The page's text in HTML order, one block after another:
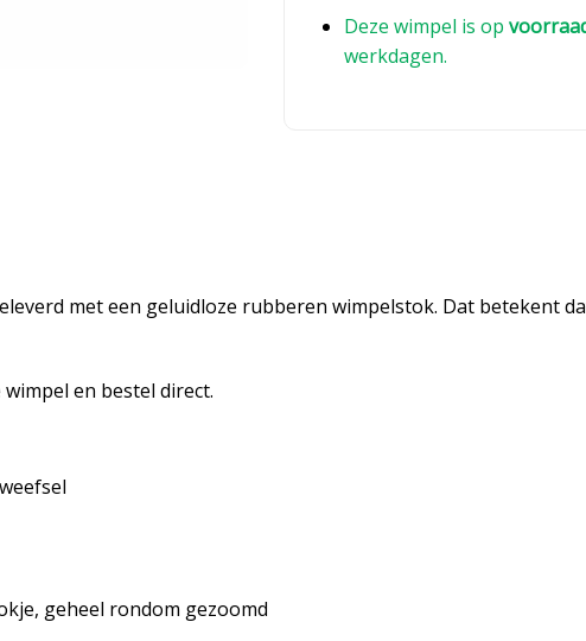
Deze wimpel is op
werkdagen.
met een geluidloze rubberen wimpelstok. Dat betekent
en bestel direct.
geheel rondom gezoomd